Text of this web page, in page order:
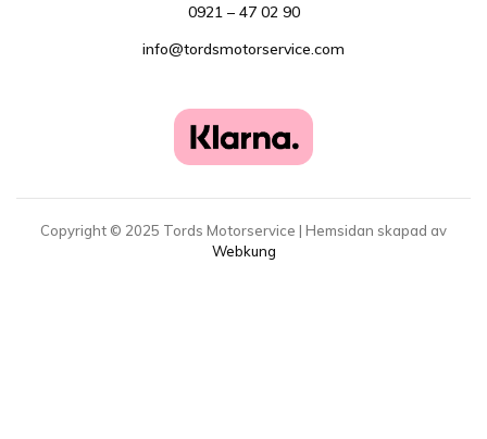
0921 – 47 02 90
info@tordsmotorservice.com
Copyright © 2025 Tords Motorservice | Hemsidan skapad av
Webkung